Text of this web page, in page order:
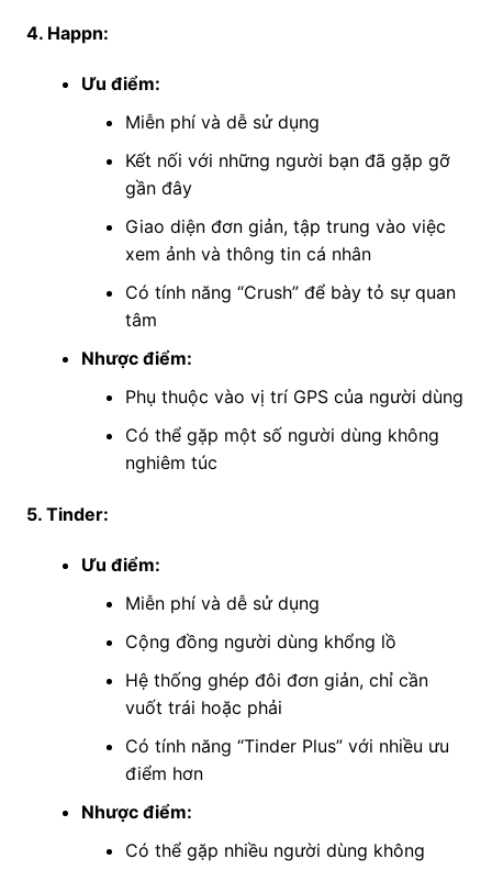
4. Happn:
Ưu điểm:
Miễn phí và dễ sử dụng
Kết nối với những người bạn đã gặp gỡ
gần đây
Giao diện đơn giản, tập trung vào việc
xem ảnh và thông tin cá nhân
Có tính năng “Crush” để bày tỏ sự quan
tâm
Nhược điểm:
Phụ thuộc vào vị trí GPS của người dùng
Có thể gặp một số người dùng không
nghiêm túc
5. Tinder:
Ưu điểm:
Miễn phí và dễ sử dụng
Cộng đồng người dùng khổng lồ
Hệ thống ghép đôi đơn giản, chỉ cần
vuốt trái hoặc phải
Có tính năng “Tinder Plus” với nhiều ưu
điểm hơn
Nhược điểm:
Có thể gặp nhiều người dùng không